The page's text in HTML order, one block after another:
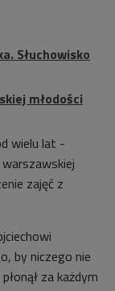
Słuchowisko
młodości
wielu lat -
zajęć z
by niczego nie
za każdym